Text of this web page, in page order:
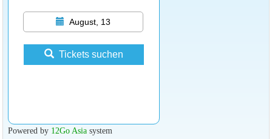
August, 13
Tickets suchen
Powered by 12Go Asiasystem